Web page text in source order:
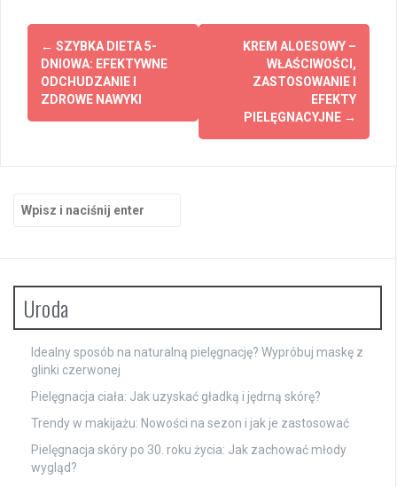
Zobacz
wpisy
← SZYBKA DIETA 5-
DNIOWA: EFEKTYWNE
ODCHUDZANIE I
ZDROWE NAWYKI
KREM ALOESOWY –
WŁAŚCIWOŚCI,
ZASTOSOWANIE I
EFEKTY
PIELĘGNACYJNE →
Uroda
Idealny sposób na naturalną pielęgnację? Wypróbuj maskę z
glinki czerwonej
Pielęgnacja ciała: Jak uzyskać gładką i jędrną skórę?
Trendy w makijażu: Nowości na sezon i jak je zastosować
Pielęgnacja skóry po 30. roku życia: Jak zachować młody
wygląd?